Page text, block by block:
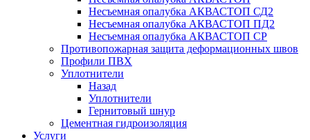
Несъемная опалубка АКВАСТОП СД2
Несъемная опалубка АКВАСТОП ПД2
Несъемная опалубка АКВАСТОП СР
Противопожарная защита деформационных швов
Профили ПВХ
Уплотнители
Назад
Уплотнители
Гернитовый шнур
Цементная гидроизоляция
Услуги